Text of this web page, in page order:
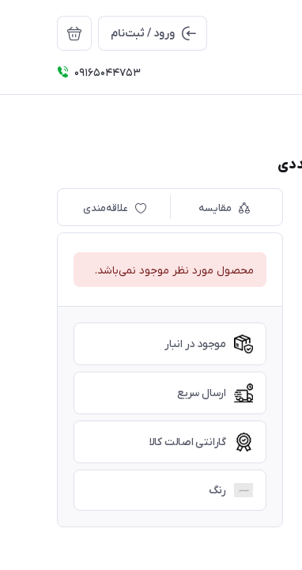
ورود / ثبت‌نام
09165044753
مقایسه علاقه‌مندی
محصول مورد نظر موجود نمی‌باشد.
موجود در انبار
ارسال سریع
گارانتی اصالت کالا
رنگ